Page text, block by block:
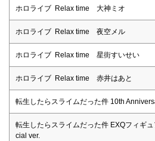
ホロライブ Relax time 大神ミオ
ホロライブ Relax time 夜空メル
ホロライブ Relax time 星街すいせい
ホロライブ Relax time 赤井はあと
転生したらスライムだった件 10th
転生したらスライムだった件 EXQフィギ
cial ver.